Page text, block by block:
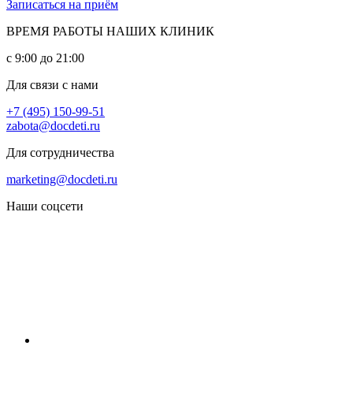
Записаться на приём
ВРЕМЯ РАБОТЫ НАШИХ КЛИНИК
с 9:00 до 21:00
Для связи с нами
+7 (495) 150-99-51
zabota@docdeti.ru
Для сотрудничества
marketing@docdeti.ru
Наши соцсети